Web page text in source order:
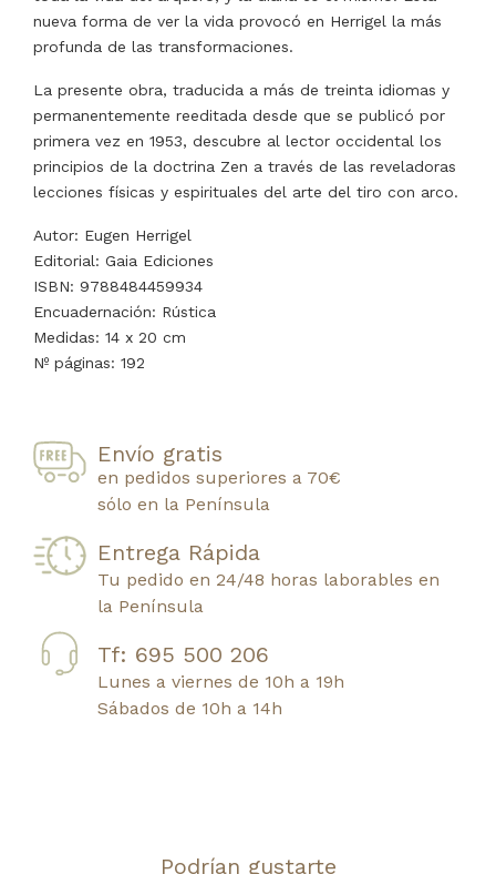
nueva forma de ver la vida provocó en Herrigel la más
profunda de las transformaciones.
La presente obra, traducida a más de treinta idiomas y
permanentemente reeditada desde que se publicó por
primera vez en 1953, descubre al lector occidental los
principios de la doctrina Zen a través de las reveladoras
lecciones físicas y espirituales del arte del tiro con arco.
Autor: Eugen Herrigel
Editorial: Gaia Ediciones
ISBN: 9788484459934
Encuadernación: Rústica
Medidas: 14 x 20 cm
Nº páginas: 192
Envío gratis
en pedidos superiores a 70€
sólo en la Península
Entrega Rápida
Tu pedido en 24/48 horas laborables en
la Península
Tf: 695 500 206
Lunes a viernes de 10h a 19h
Sábados de 10h a 14h
Podrían gustarte